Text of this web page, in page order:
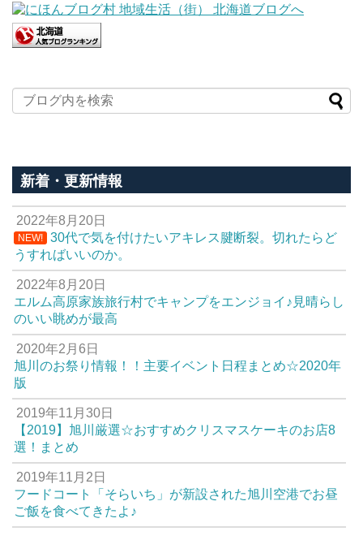
新着・更新情報
2022年8月20日
NEW!
30代で気を付けたいアキレス腱断裂。切れたらど
うすればいいのか。
2022年8月20日
エルム高原家族旅行村でキャンプをエンジョイ♪見晴らし
のいい眺めが最高
2020年2月6日
旭川のお祭り情報！！主要イベント日程まとめ☆2020年
版
2019年11月30日
【2019】旭川厳選☆おすすめクリスマスケーキのお店8
選！まとめ
2019年11月2日
フードコート「そらいち」が新設された旭川空港でお昼
ご飯を食べてきたよ♪